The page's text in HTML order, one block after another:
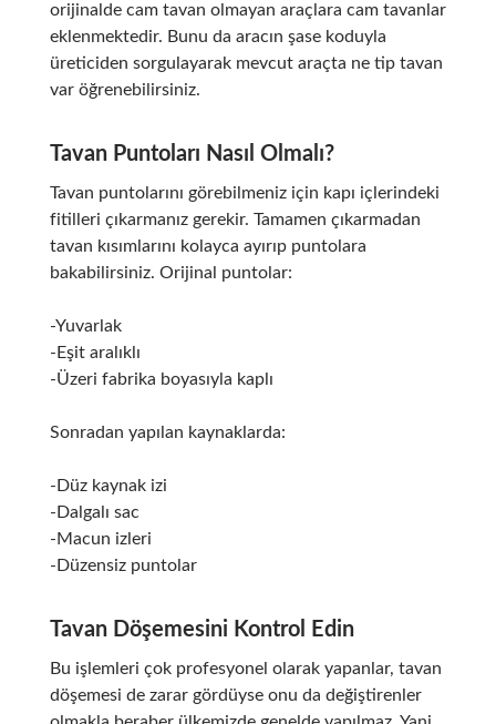
orijinalde cam tavan olmayan araçlara cam tavanlar
eklenmektedir. Bunu da aracın şase koduyla
üreticiden sorgulayarak mevcut araçta ne tip tavan
var öğrenebilirsiniz.
Tavan Puntoları Nasıl Olmalı?
Tavan puntolarını görebilmeniz için kapı içlerindeki
fitilleri çıkarmanız gerekir. Tamamen çıkarmadan
tavan kısımlarını kolayca ayırıp puntolara
bakabilirsiniz. Orijinal puntolar:
-Yuvarlak
-Eşit aralıklı
-Üzeri fabrika boyasıyla kaplı
Sonradan yapılan kaynaklarda:
-Düz kaynak izi
-Dalgalı sac
-Macun izleri
-Düzensiz puntolar
Tavan Döşemesini Kontrol Edin
Bu işlemleri çok profesyonel olarak yapanlar, tavan
döşemesi de zarar gördüyse onu da değiştirenler